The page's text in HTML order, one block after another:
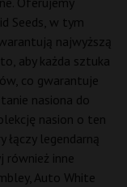
Seeds, w tym
najwyższą
aby każda sztuka
co gwarantuje
nasiona do
nasion o ten
legendarną
również inne
Auto White